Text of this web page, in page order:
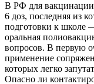
В РФ для вакцинации
6 доз, последняя из
подготовки к школе
оральная
вопросов. В первую
применение
которых легко
Опасно ли